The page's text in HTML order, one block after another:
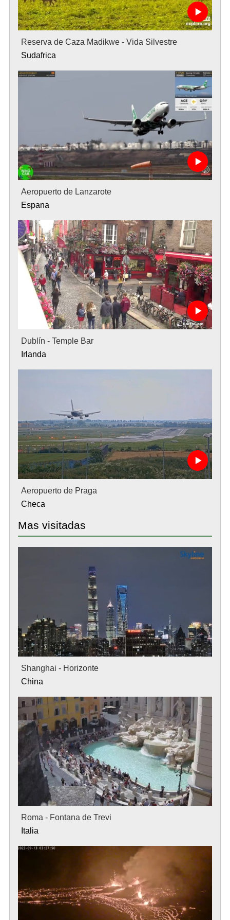
Reserva de Caza Madikwe - Vida Silvestre
Sudafrica
Aeropuerto de Lanzarote
Espana
Dublín - Temple Bar
Irlanda
Aeropuerto de Praga
Checa
Mas visitadas
Shanghai - Horizonte
China
Roma - Fontana de Trevi
Italia